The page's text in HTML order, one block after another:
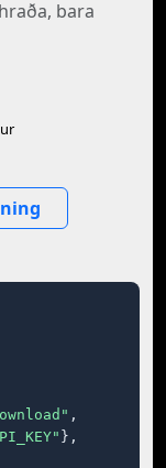
bara
,
},